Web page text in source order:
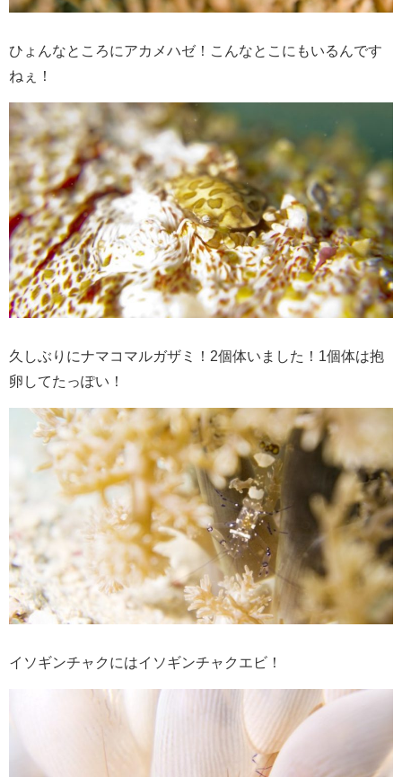
ひょんなところにアカメハゼ！こんなとこにもいるんです
ねぇ！
久しぶりにナマコマルガザミ！2個体いました！1個体は抱
卵してたっぽい！
イソギンチャクにはイソギンチャクエビ！